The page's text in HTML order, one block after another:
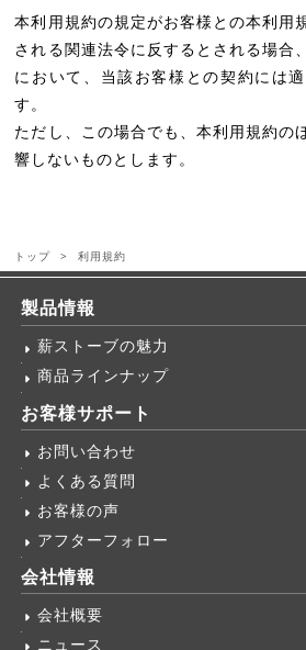
本利用規約の規定がお客様との本利用
される関連法令に反するとされる場合
において、当該お客様との契約には
す。
ただし、この場合でも、本利用規約の
響しないものとします。
トップ 利用規約
製品情報
薪ストーブの魅力
商品ラインナップ
お客様サポート
お問い合わせ
よくある質問
お客様の声
アフターフォロー
会社情報
会社概要
ニュース